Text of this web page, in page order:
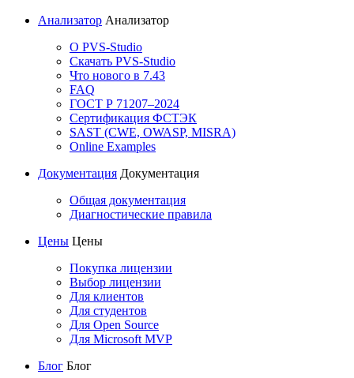
Анализатор Анализатор
О PVS-Studio
Скачать PVS-Studio
Что нового в 7.43
FAQ
ГОСТ Р 71207–2024
Сертификация ФСТЭК
SAST (CWE, OWASP, MISRA)
Online Examples
Документация Документация
Общая документация
Диагностические правила
Цены Цены
Покупка лицензии
Выбор лицензии
Для клиентов
Для студентов
Для Open Source
Для Microsoft MVP
Блог Блог